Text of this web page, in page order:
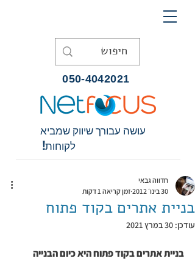
050-4042021
עושה עבורך שיווק שמביא
לקוחות!
בניית אתרים בקוד פתוח
חדווה גבאי
30 בינו׳ 2012
זמן קריאה 1 דקות
עודכן: 30 במרץ 2021
בניית אתרים בקוד פתוח היא כיום הבנייה